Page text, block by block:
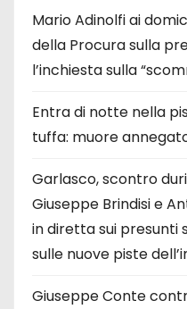
Mario Adinolfi ai
della Procura sulla
l’inchiesta sulla
Entra di notte nella
tuffa: muore
Garlasco, scontro
Giuseppe Brindisi e
in diretta sui presunti
sulle nuove piste
Giuseppe Conte